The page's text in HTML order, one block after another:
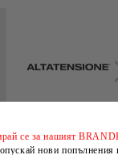
се за нашият
нови